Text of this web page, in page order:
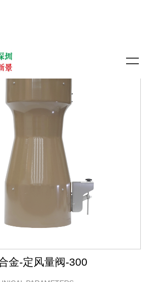
金-定风量阀-300